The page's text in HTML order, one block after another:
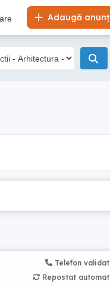
Adaugă anunț
Telefon validat
Repostat automat